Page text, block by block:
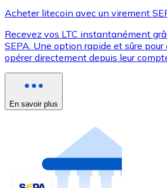
Acheter litecoin avec un virement
Recevez vos LTC instantanément
SEPA. Une option rapide et sûre
opérer directement depuis leur
En savoir plus